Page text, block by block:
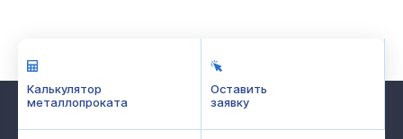
Калькулятор
металлопроката
Оставить
заявку